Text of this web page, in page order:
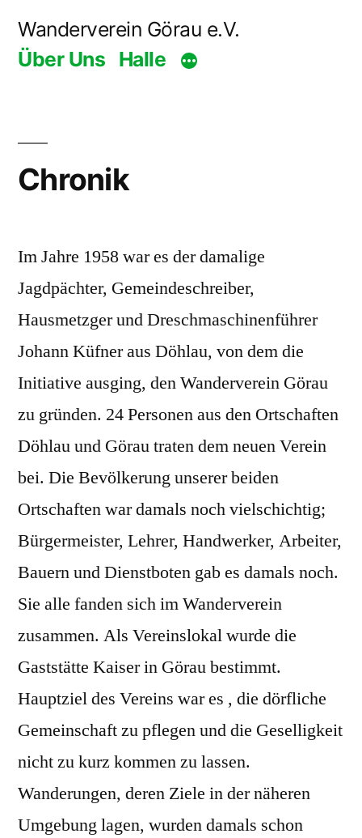
Inhalt
Wanderverein Görau e.V.
Über Uns Halle
Chronik
Im Jahre 1958 war es der damalige
Jagdpächter, Gemeindeschreiber,
Hausmetzger und Dreschmaschinenführer
Johann Küfner aus Döhlau, von dem die
Initiative ausging, den Wanderverein Görau
zu gründen. 24 Personen aus den Ortschaften
Döhlau und Görau traten dem neuen Verein
bei. Die Bevölkerung unserer beiden
Ortschaften war damals noch vielschichtig;
Bürgermeister, Lehrer, Handwerker, Arbeiter,
Bauern und Dienstboten gab es damals noch.
Sie alle fanden sich im Wanderverein
zusammen. Als Vereinslokal wurde die
Gaststätte Kaiser in Görau bestimmt.
Hauptziel des Vereins war es , die dörfliche
Gemeinschaft zu pflegen und die Geselligkeit
nicht zu kurz kommen zu lassen.
Wanderungen, deren Ziele in der näheren
Umgebung lagen, wurden damals schon